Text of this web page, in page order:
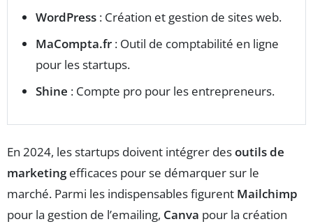
WordPress : Création et gestion de sites web.
MaCompta.fr : Outil de comptabilité en ligne
pour les startups.
Shine : Compte pro pour les entrepreneurs.
En 2024, les startups doivent intégrer desoutils de
marketingefficaces pour se démarquer sur le
marché. Parmi les indispensables figurent Mailchimp
pour la gestion de l’emailing, Canva pour la création